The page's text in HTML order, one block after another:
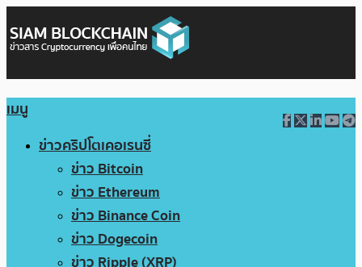
เมนู
ข่าวคริปโตเคอเรนซี่
ข่าว Bitcoin
ข่าว Ethereum
ข่าว Binance Coin
ข่าว Dogecoin